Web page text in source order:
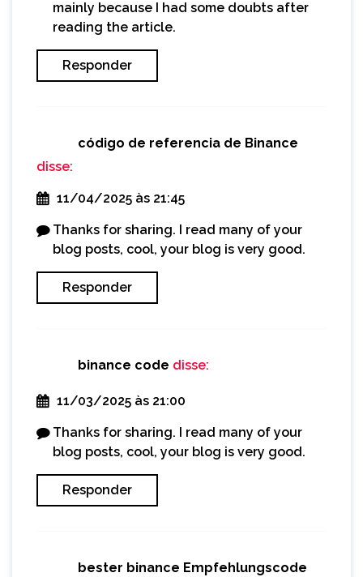
mainly because I had some doubts after
reading the article.
Responder
código de referencia de Binance
disse:
11/04/2025 às 21:45
Thanks for sharing. I read many of your
blog posts, cool, your blog is very good.
Responder
binance code disse:
11/03/2025 às 21:00
Thanks for sharing. I read many of your
blog posts, cool, your blog is very good.
Responder
bester binance Empfehlungscode